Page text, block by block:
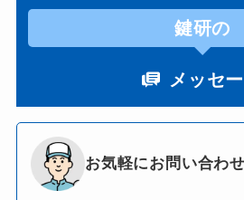
鍵研の
メッセ
お気軽にお問い合わ